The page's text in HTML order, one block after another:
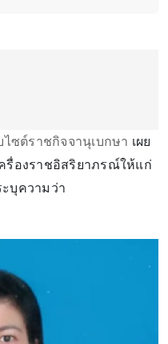
ไซต์ราชกิจจานุเบกษา เผย
รื่องราชอิสริยาภรณ์ให้แก่
บุความว่า